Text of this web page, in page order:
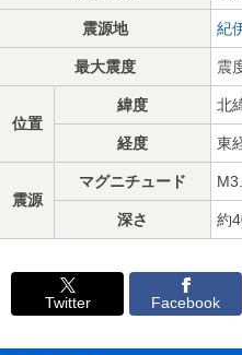
震源地 紀
最大震度 震
位置
緯度 北
経度 東
震源
マグニチュード
深さ 約
Twitter Facebook